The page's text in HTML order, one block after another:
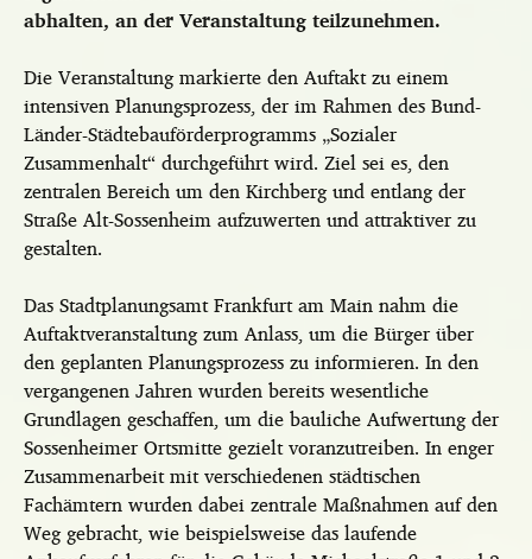
abhalten, an der Veranstaltung teilzunehmen.
Die Veranstaltung markierte den Auftakt zu einem
intensiven Planungsprozess, der im Rahmen des Bund-
Länder-Städtebauförderprogramms „Sozialer
Zusammenhalt“ durchgeführt wird. Ziel sei es, den
zentralen Bereich um den Kirchberg und entlang der
Straße Alt-Sossenheim aufzuwerten und attraktiver zu
gestalten.
Das Stadtplanungsamt Frankfurt am Main nahm die
Auftaktveranstaltung zum Anlass, um die Bürger über
den geplanten Planungsprozess zu informieren. In den
vergangenen Jahren wurden bereits wesentliche
Grundlagen geschaffen, um die bauliche Aufwertung der
Sossenheimer Ortsmitte gezielt voranzutreiben. In enger
Zusammenarbeit mit verschiedenen städtischen
Fachämtern wurden dabei zentrale Maßnahmen auf den
Weg gebracht, wie beispielsweise das laufende